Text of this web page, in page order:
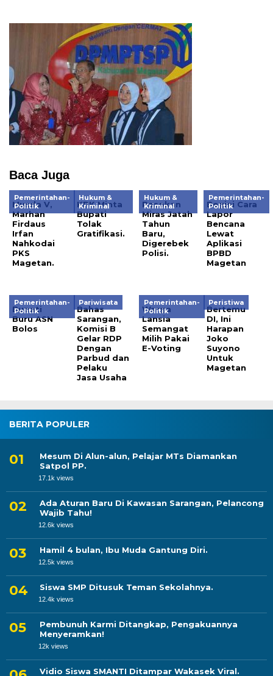
Baca Juga
Pemerintahan-
Politik
Musda V,
Marhan
Firdaus
Irfan
Nahkodai
PKS
Magetan.
Hukum &
Kriminal
KPK Minta
Bupati
Tolak
Gratifikasi.
Hukum &
Kriminal
Pasokan
Miras Jatah
Tahun
Baru,
Digerebek
Polisi.
Pemerintahan-
Politik
Begini Cara
Lapor
Bencana
Lewat
Aplikasi
BPBD
Magetan
Pemerintahan-
Politik
Bupati
Buru ASN
Bolos
Pariwisata
Bahas
Sarangan,
Komisi B
Gelar RDP
Dengan
Parbud dan
Pelaku
Jasa Usaha
Pemerintahan-
Politik
Warga
Lansia
Semangat
Milih Pakai
E-Voting
Peristiwa
Bertemu
DI, Ini
Harapan
Joko
Suyono
Untuk
Magetan
BERITA POPULER
Mesum Di Alun-alun, Pelajar MTs Diamankan
Satpol PP.
17.1k views
Ada Aturan Baru Di Kawasan Sarangan, Pelancong
Wajib Tahu!
12.6k views
Hamil 4 bulan, Ibu Muda Gantung Diri.
12.5k views
Siswa SMP Ditusuk Teman Sekolahnya.
12.4k views
Pembunuh Karmi Ditangkap, Pengakuannya
Menyeramkan!
12k views
Vidio Siswa SMANTI Ditampar Wakasek Viral.